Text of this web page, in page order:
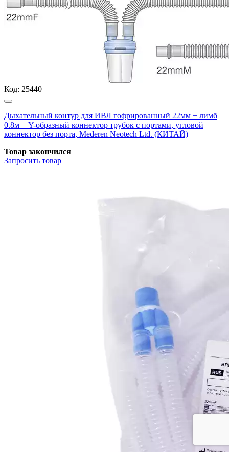
Код: 25440
Дыхательный контур для ИВЛ гофрированный 22мм + лимб
0.8м + Y-образный коннектор трубок с портами, угловой
коннектор без порта, Mederen Neotech Ltd. (КИТАЙ)
Товар закончился
Запросить товар